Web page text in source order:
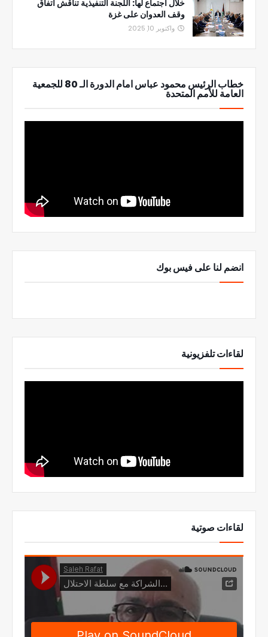
خلال اجتماع لها: اللجنة التنفيذية تناقش اتفاق
وقف العدوان على غزة
واكتوبر 10, 2025
خطاب الرئيس محمود عباس امام الدورة الـ 80 للجمعية
العامة للأمم المتحدة
انضم لنا على فيس بوك
لقاءات تلفزيونية
لقاءات صوتية